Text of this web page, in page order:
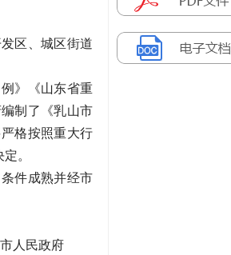
发区、城区街道
》《山东省重
制了《乳山市
格按照重大行
。
件成熟并经市
人民政府